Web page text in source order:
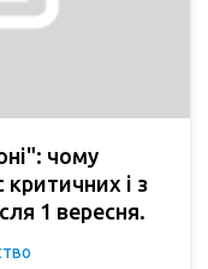
чому
критичних і з
1 вересня.